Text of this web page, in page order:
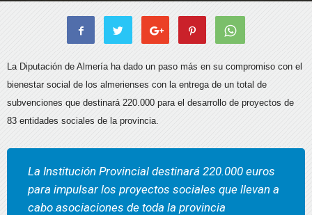
La Diputación de Almería ha dado un paso más en su compromiso con el
bienestar social de los almerienses con la entrega de un total de
subvenciones que destinará 220.000 para el desarrollo de proyectos de
83 entidades sociales de la provincia.
La Institución Provincial destinará 220.000 euros
para impulsar los proyectos sociales que llevan a
cabo asociaciones de toda la provincia